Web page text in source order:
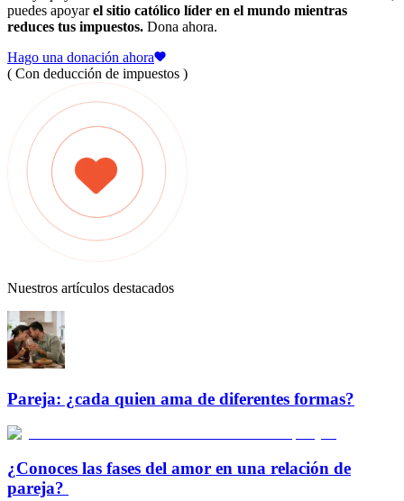
puedes apoyarel sitio católico líder en el mundo mientras
reduces tus impuestos. Dona ahora.
Hago una donación ahora
( Con deducción de impuestos )
Nuestros artículos destacados
Pareja: ¿cada quien ama de diferentes formas?
¿Conoces las fases del amor en una relación de
pareja?